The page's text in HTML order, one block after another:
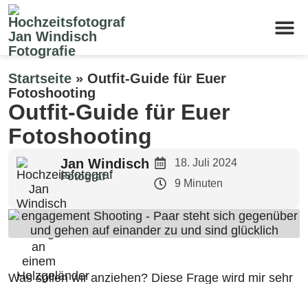
Startseite » Outfit-Guide für Euer
Fotoshooting
Outfit-Guide für Euer
Fotoshooting
Jan Windisch
Fotograf
18. Juli 2024
9 Minuten
Was sollen wir anziehen? Diese Frage wird mir sehr